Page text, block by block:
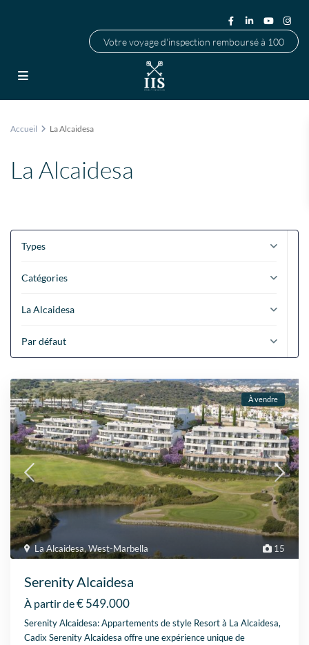
Votre voyage d'inspection remboursé à 100
Accueil La Alcaidesa
La Alcaidesa
Types
Catégories
La Alcaidesa
Par défaut
15
La Alcaidesa,West-Marbella
À vendre
Serenity Alcaidesa
À partir de€ 549.000
Serenity Alcaidesa: Appartements de style Resort à La Alcaidesa,
Cadix Serenity Alcaidesa offre une expérience unique de